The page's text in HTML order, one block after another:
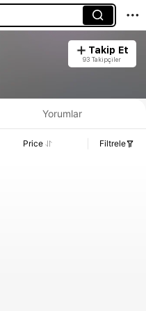
Takip Et
93 Takipçiler
Yorumlar
Price Filtrele